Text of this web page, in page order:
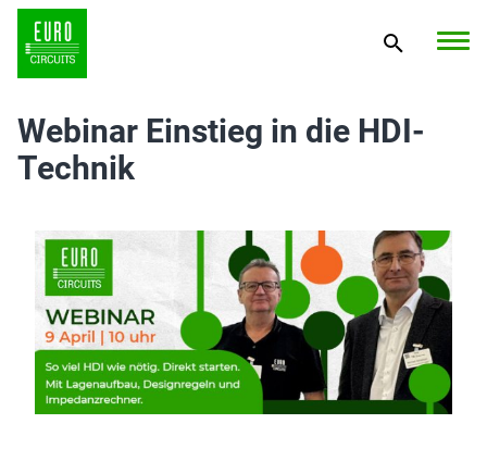
Webinar Einstieg in die HDI-
Technik